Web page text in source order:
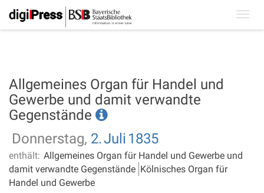
Allgemeines Organ für Handel und
Gewerbe und damit verwandte
Gegenstände
Donnerstag, 2.Juli 1835
enthält: Allgemeines Organ für Handel und Gewerbe und
damit verwandte Gegenstände Kölnisches Organ für
Handel und Gewerbe